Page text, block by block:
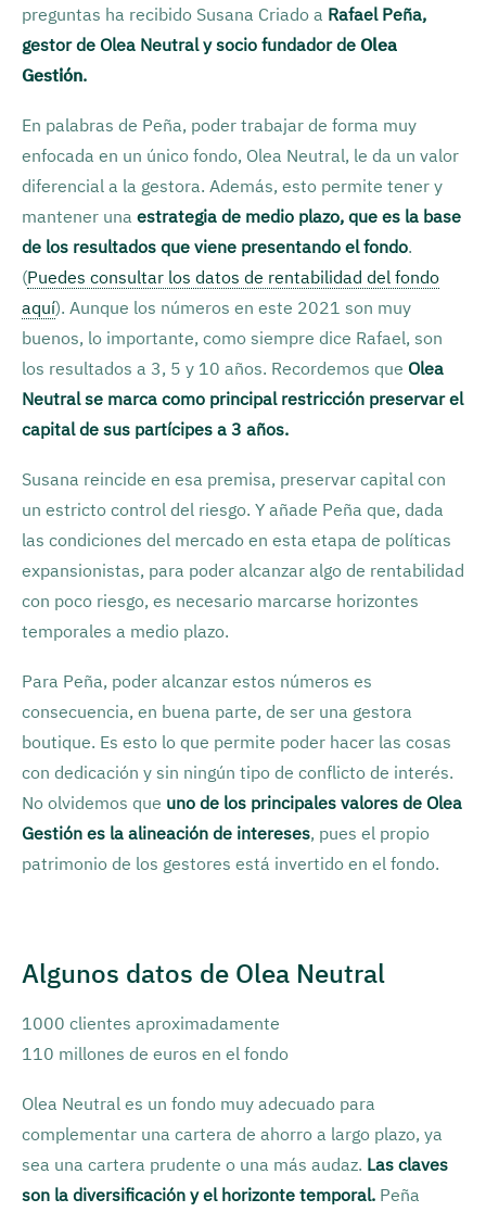
preguntas ha recibido Susana Criado a Rafael Peña,
gestor de Olea Neutral y socio fundador de Olea
Gestión.
En palabras de Peña, poder trabajar de forma muy
enfocada en un único fondo, Olea Neutral, le da un valor
diferencial a la gestora. Además, esto permite tener y
mantener una estrategia de medio plazo, que es la base
de los resultados que viene presentando el fondo.
(Puedes consultar los datos de rentabilidad del fondo
aquí). Aunque los números en este 2021 son muy
buenos, lo importante, como siempre dice Rafael, son
los resultados a 3, 5 y 10 años. Recordemos que Olea
Neutral se marca como principal restricción preservar el
capital de sus partícipes a 3 años.
Susana reincide en esa premisa, preservar capital con
un estricto control del riesgo. Y añade Peña que, dada
las condiciones del mercado en esta etapa de políticas
expansionistas, para poder alcanzar algo de rentabilidad
con poco riesgo, es necesario marcarse horizontes
temporales a medio plazo.
Para Peña, poder alcanzar estos números es
consecuencia, en buena parte, de ser una gestora
boutique. Es esto lo que permite poder hacer las cosas
con dedicación y sin ningún tipo de conflicto de interés.
No olvidemos que uno de los principales valores de Olea
Gestión es la alineación de intereses, pues el propio
patrimonio de los gestores está invertido en el fondo.
Algunos datos de Olea Neutral
1000 clientes aproximadamente
110 millones de euros en el fondo
Olea Neutral es un fondo muy adecuado para
complementar una cartera de ahorro a largo plazo, ya
sea una cartera prudente o una más audaz. Las claves
son la diversificación y el horizonte temporal. Peña